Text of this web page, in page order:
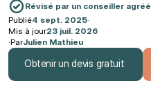
Révisé par un conseiller agréé
Publié4 sept. 2025·
Mis à jour23 juil. 2026
·ParJulien Mathieu
Obtenir un devis gratuit